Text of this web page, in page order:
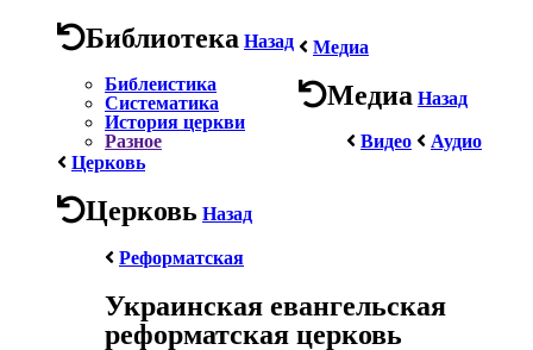
Библиотека Назад
Библеистика
Систематика
История церкви
Разное
Медиа
Медиа Назад
Видео
Аудио
Церковь
Церковь Назад
Реформатская
Украинская евангельская
реформатская церковь